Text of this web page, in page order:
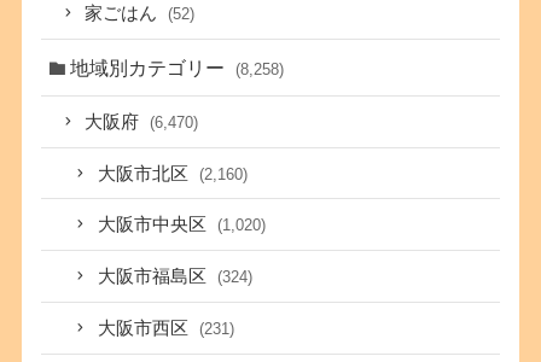
家ごはん (52)
地域別カテゴリー (8,258)
大阪府 (6,470)
大阪市北区 (2,160)
大阪市中央区 (1,020)
大阪市福島区 (324)
大阪市西区 (231)